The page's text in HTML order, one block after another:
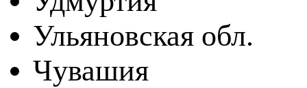
Ульяновская обл.
Чувашия